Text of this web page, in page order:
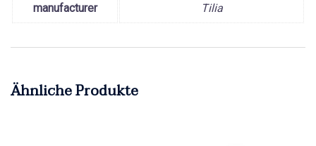
manufacturer Tilia
Ähnliche Produkte